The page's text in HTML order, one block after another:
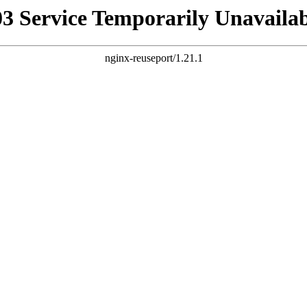
Service Temporarily
nginx-reuseport/1.21.1